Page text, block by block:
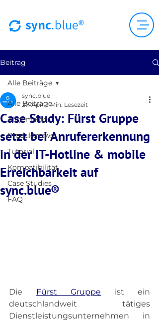
Beitrag
Alle Beiträge
Allgemeines
Produktnews
Tutorial
Kompatibilität
Case Studies
FAQ
Alle Beiträge
Case Study: Fürst Gruppe
setzt bei Anrufererkennung
in der IT-Hotline & mobile
Erreichbarkeit auf
sync.blue®
sync.blue
27. Apr. 3 Min. Lesezeit
Die Fürst Gruppe ist ein
deutschlandweit tätiges
Dienstleistungsunternehmen in